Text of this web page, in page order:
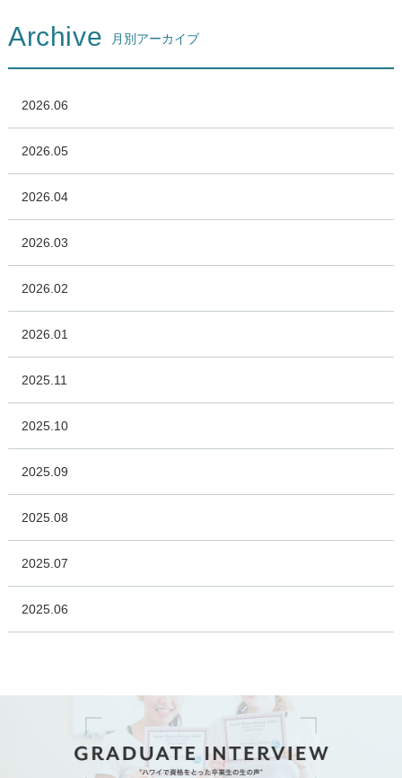
Archive 月別アーカイブ
2026.06
2026.05
2026.04
2026.03
2026.02
2026.01
2025.11
2025.10
2025.09
2025.08
2025.07
2025.06